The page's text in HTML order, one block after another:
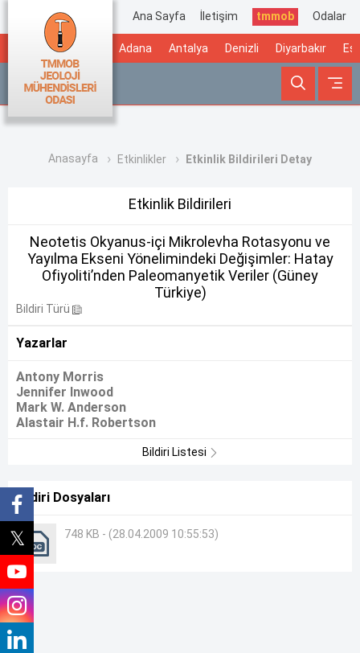
Ana Sayfa İletişim tmmob Odalar
Adana Antalya Denizli Diyarbakır
Anasayfa Etkinlikler Etkinlik Bildirileri Detay
Etkinlik Bildirileri
Neotetis Okyanus-içi Mikrolevha Rotasyonu ve
Yayılma Ekseni Yönelimindeki Değişimler: Hatay
Ofiyoliti’nden Paleomanyetik Veriler (Güney
Türkiye)
Bildiri Türü
Yazarlar
Antony Morris
Jennifer Inwood
Mark W. Anderson
Alastair H.f. Robertson
Bildiri Listesi
Bildiri Dosyaları
748 KB - (28.04.2009 10:55:53)